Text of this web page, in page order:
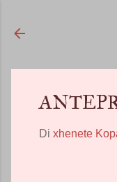
Di xhenete